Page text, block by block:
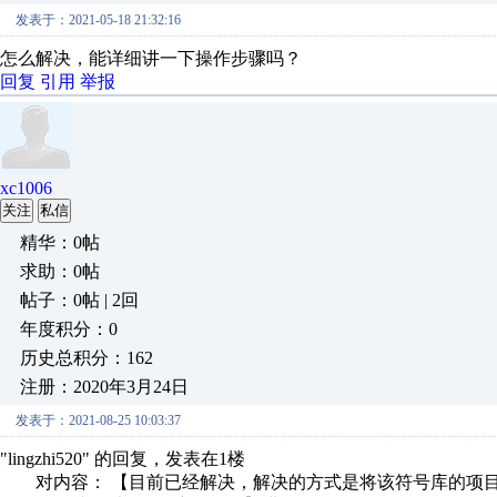
发表于：2021-05-18 21:32:16
怎么解决，能详细讲一下操作步骤吗？
回复 引用 举报
xc1006
关注 私信
精华：0帖
求助：0帖
帖子：0帖 | 2回
年度积分：0
历史总积分：162
注册：2020年3月24日
发表于：2021-08-25 10:03:37
"lingzhi520" 的回复，发表在1楼
对内容： 【目前已经解决，解决的方式是将该符号库的项